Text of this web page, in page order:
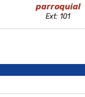
parroquial
Ext: 101